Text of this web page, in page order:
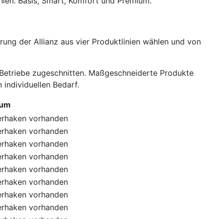
der Allianz aus vier Produktlinien wählen und von
zugeschnitten. Maßgeschneiderte Produkte
individuellen Bedarf.
vorhanden
vorhanden
vorhanden
vorhanden
vorhanden
vorhanden
vorhanden
vorhanden